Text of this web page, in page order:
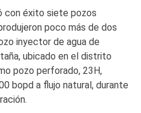
con éxito siete pozos
poco más de dos
inyector de agua de
ubicado en el distrito
pozo perforado, 23H,
bopd a flujo natural, durante